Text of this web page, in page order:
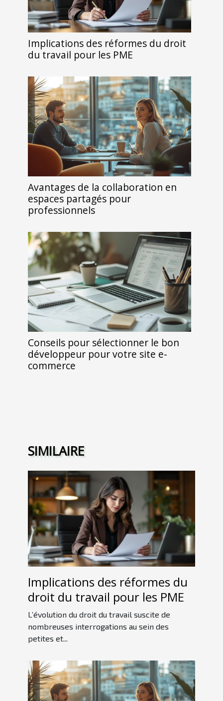
Implications des réformes du droit
du travail pour les PME
Avantages de la collaboration en
espaces partagés pour
professionnels
Conseils pour sélectionner le bon
développeur pour votre site e-
commerce
SIMILAIRE
Implications des réformes du
droit du travail pour les PME
L’évolution du droit du travail suscite de
nombreuses interrogations au sein des
petites et...